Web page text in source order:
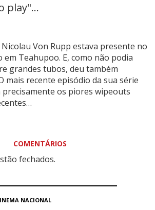
play"...
Von Rupp estava presente no
em Teahupoo. E, como não podia
grandes tubos, deu também
mais recente episódio da sua série
precisamente os piores wipeouts
COMENTÁRIOS
fechados.
NACIONAL